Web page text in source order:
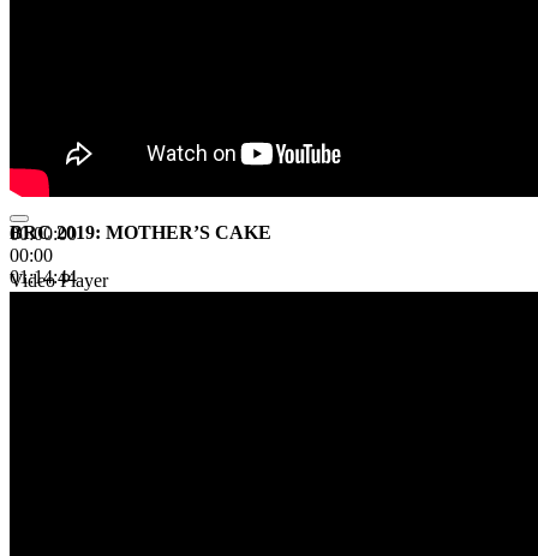
00:00:00
00:00
01:14:44
BRC 2019: MOTHER’S CAKE
Video Player